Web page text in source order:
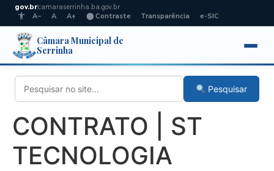
gov.brcamaraserrinha.ba.gov.br
A−
A A+ ⬤ Contraste Transparência e-SIC
Câmara Municipal de
Serrinha
Pesquisar
CONTRATO | ST
TECNOLOGIA